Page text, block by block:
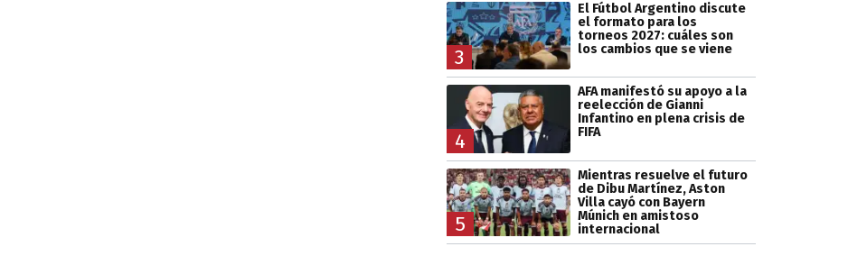
3
El Fútbol Argentino discute
el formato para los
torneos 2027: cuáles son
los cambios que se viene
4
AFA manifestó su apoyo a la
reelección de Gianni
Infantino en plena crisis de
FIFA
5
Mientras resuelve el futuro
de Dibu Martínez, Aston
Villa cayó con Bayern
Múnich en amistoso
internacional